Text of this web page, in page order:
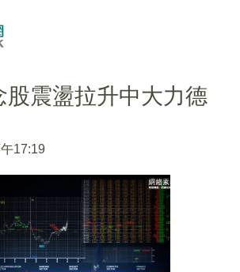
股震盪拉升中大力德
17:19